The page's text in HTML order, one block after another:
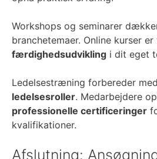
Workshops og seminarer
branchetemaer. Online kurser
færdighedsudvikling i dit eget
Ledelsestræning forbereder
ledelsesroller. Medarbejdere
professionelle certificeringer
kvalifikationer.
Afslutning: